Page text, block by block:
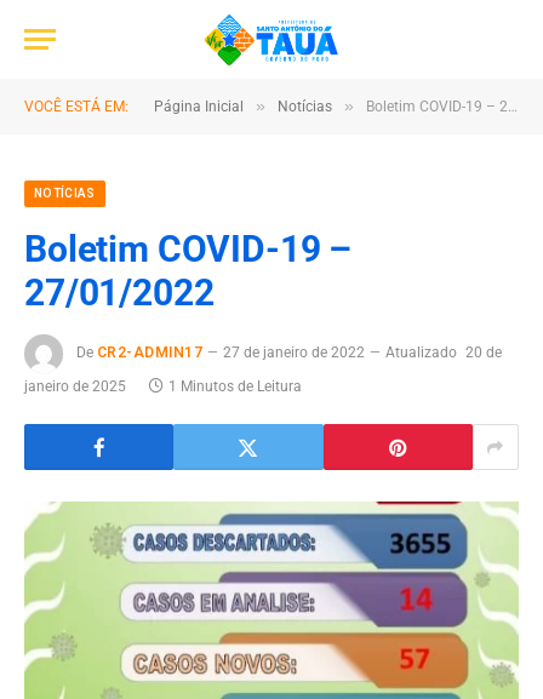
VOCÊ ESTÁ EM: Página Inicial » Notícias » Boletim COVID-19 – 27/01/2022
NOTÍCIAS
Boletim COVID-19 –
27/01/2022
De CR2-ADMIN17 27 de janeiro de 2022 Atualizado 20 de
janeiro de 2025
1 Minutos de Leitura